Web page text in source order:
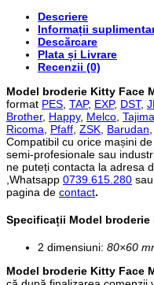
Descriere
Informații
Descărcare
Plata și Livrare
Recenzii (0)
Model broderie Kitty Face
format PES TAP, EXP, DST,
Brother, Happy, Melco Tajima
Ricoma
Pfaff ZSK Barudan
Compatibil cu orice mașini
semi-profesionale sau
ne puteți contacta la adresa
,Whatsapp 0739.615.280
pagina de contact.
Specificații Model broderie
2 dimensiuni: 80×60
Model broderie Kitty Face